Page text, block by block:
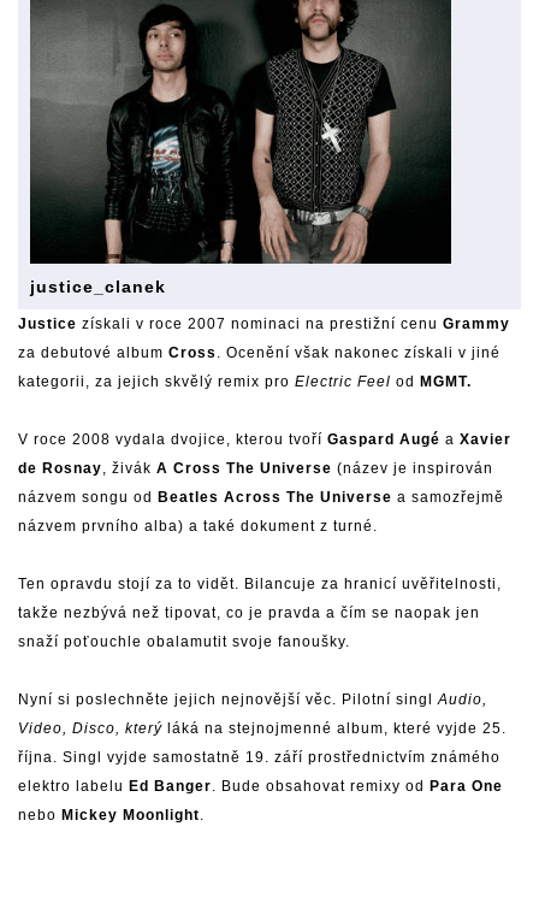
justice_clanek
Justice získali v roce 2007 nominaci na prestižní cenu Grammy
za debutové album Cross . Ocenění však nakonec získali v jiné
kategorii, za jejich skvělý remix pro Electric Feel od MGMT.
V roce 2008 vydala dvojice, kterou tvoří Gaspard Augé a Xavier
de Rosnay, živák A Cross The Universe (název je inspirován
názvem songu od
Beatles Across The Universe a samozřejmě
názvem prvního alba) a také dokument z turné.
Ten opravdu stojí za to vidět. Bilancuje za hranicí uvěřitelnosti,
takže nezbývá než tipovat, co je pravda a čím se naopak jen
snaží poťouchle obalamutit svoje fanoušky.
Nyní si poslechněte jejich nejnovější věc. Pilotní singlAudio,
Video, Disco, který láká na stejnojmenné album, které vyjde 25.
října. Singl vyjde samostatně 19. září prostřednictvím známého
elektro labelu Ed Banger. Bude obsahovat remixy od
Para One
nebo Mickey Moonlight.